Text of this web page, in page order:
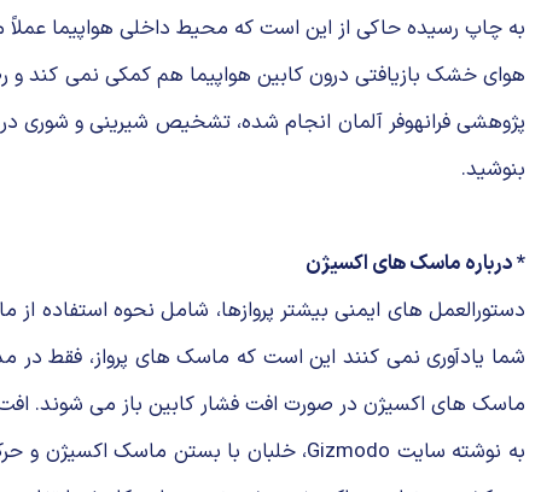
به چاپ رسیده حاکی از این است که محیط داخلی هواپیما
بنوشید.
* درباره ماسک های اکسیژن
دستورالعمل های ایمنی بیشتر پروازها، شامل نحوه استفاده
ماسک های اکسیژن در صورت افت فشار کابین باز می شوند.